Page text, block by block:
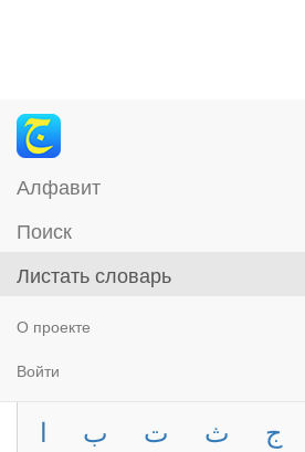
Алфавит
Поиск
Листать словарь
О проекте
Войти
ا ب ت ث ج